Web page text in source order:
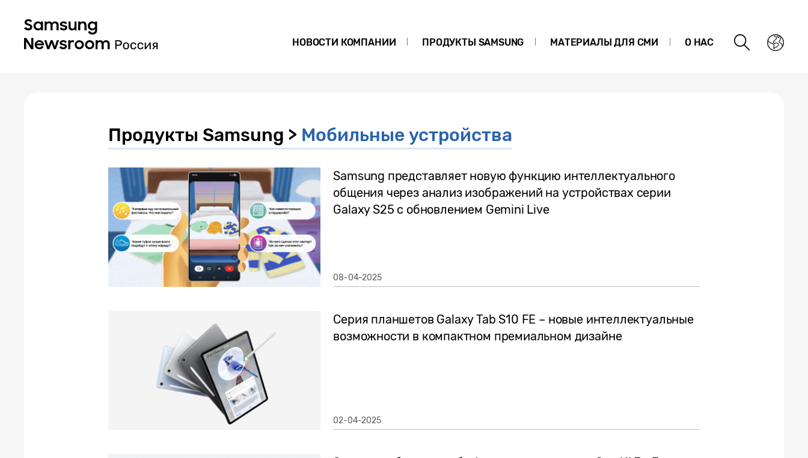
НОВОСТИ КОМПАНИИ ПРОДУКТЫ SAMSUNG МАТЕРИАЛЫ ДЛЯ СМИ О НАС
Продукты Samsung > Мобильные устройства
Samsung представляет новую функцию интеллектуального
общения через анализ изображений на устройствах серии
Galaxy S25 с обновлением Gemini Live
08-04-2025
Серия планшетов Galaxy Tab S10 FE – новые интеллектуальные
возможности в компактном премиальном дизайне
02-04-2025